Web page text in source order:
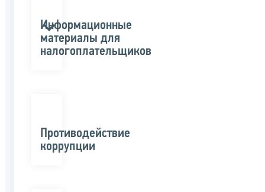
Информационные
материалы для
налогоплательщиков
Противодействие
коррупции